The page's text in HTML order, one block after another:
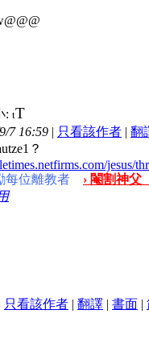
: tT
7 16:59 | 只看該作者 | 翻
？
jesus/
每位離教者
› 閹割神
只看該作者 | 翻譯 | 書面 |